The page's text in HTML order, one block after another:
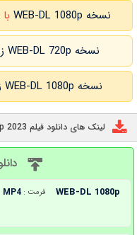
نسخه WEB-DL 1080p
نسخه WEB-DL 720p زبان اصلی
نسخه WEB-DL 1080p زبان اصلی
لینک های دانلود فیلم Lovely, Dark, and Deep 2023
WEB-DL 1080p فرمت : MP4